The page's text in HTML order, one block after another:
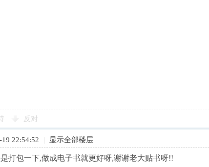
反对
22:54:52 | 显示全部楼层
打包一下,做成电子书就更好呀,谢谢老大贴书呀!!